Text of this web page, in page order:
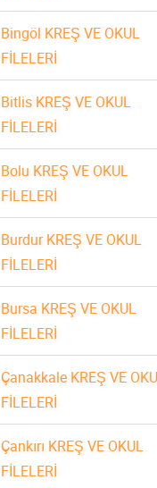
Bingöl KREŞ VE OKUL
FİLELERİ
Bitlis KREŞ VE OKUL
FİLELERİ
Bolu KREŞ VE OKUL
FİLELERİ
Burdur KREŞ VE OKUL
FİLELERİ
Bursa KREŞ VE OKUL
FİLELERİ
Çanakkale KREŞ VE
FİLELERİ
Çankırı KREŞ VE OKUL
FİLELERİ